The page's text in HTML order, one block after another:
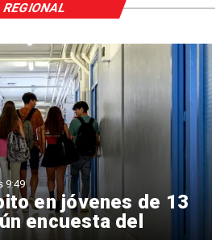
en jóvenes de 13
encuesta del
9:49
REGIONAL